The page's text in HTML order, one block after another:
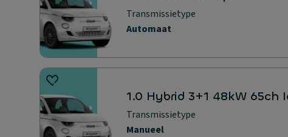
Transmissietype
Automaat
1.0 Hybrid 3+1 48kW 65ch
Transmissietype
Manueel